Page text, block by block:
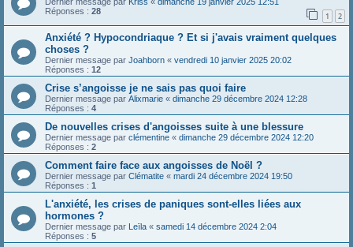
Réponses : 28 1 2
Anxiété ? Hypocondriaque ? Et si j'avais vraiment quelques
choses ?
Dernier message par Joahborn « vendredi 10 janvier 2025 20:02
Réponses : 12
Crise s’angoisse je ne sais pas quoi faire
Dernier message par Alixmarie « dimanche 29 décembre 2024 12:28
Réponses : 4
De nouvelles crises d'angoisses suite à une blessure
Dernier message par clémentine « dimanche 29 décembre 2024 12:20
Réponses : 2
Comment faire face aux angoisses de Noël ?
Dernier message par Clématite « mardi 24 décembre 2024 19:50
Réponses : 1
L'anxiété, les crises de paniques sont-elles liées aux
hormones ?
Dernier message par Leïla « samedi 14 décembre 2024 2:04
Réponses : 5